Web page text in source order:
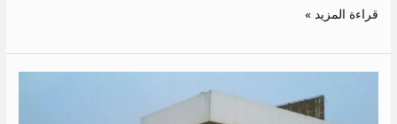
قراءة المزيد »